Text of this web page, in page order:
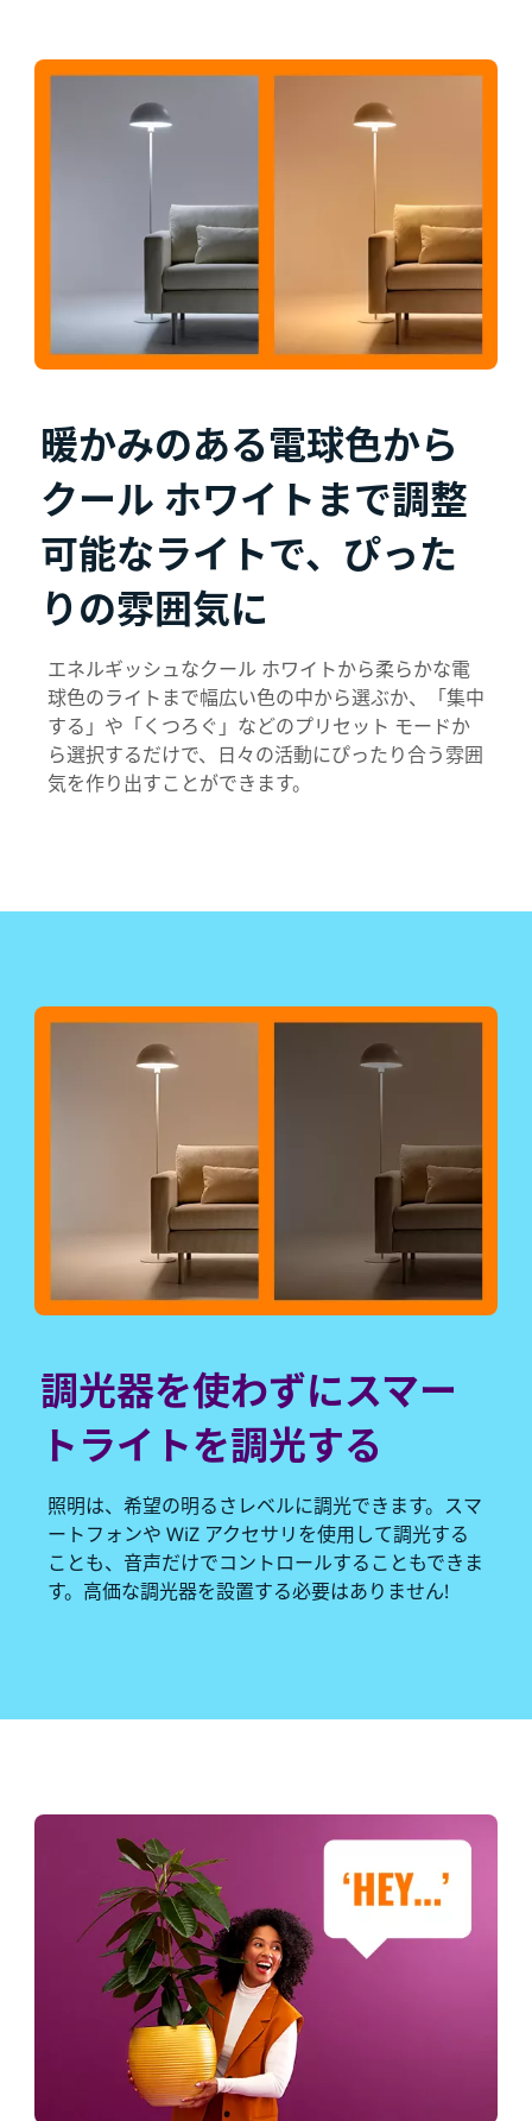
暖かみのある電球色から
クール ホワイトまで調整
可能なライトで、ぴった
りの雰囲気に
エネルギッシュなクール ホワイトから柔らかな電
球色のライトまで幅広い色の中から選ぶか、「集中
する」や「くつろぐ」などのプリセット モードか
ら選択するだけで、日々の活動にぴったり合う雰囲
気を作り出すことができます。
調光器を使わずにスマー
トライトを調光する
照明は、希望の明るさレベルに調光できます。スマ
ートフォンや WiZ アクセサリを使用して調光する
ことも、音声だけでコントロールすることもできま
す。高価な調光器を設置する必要はありません!